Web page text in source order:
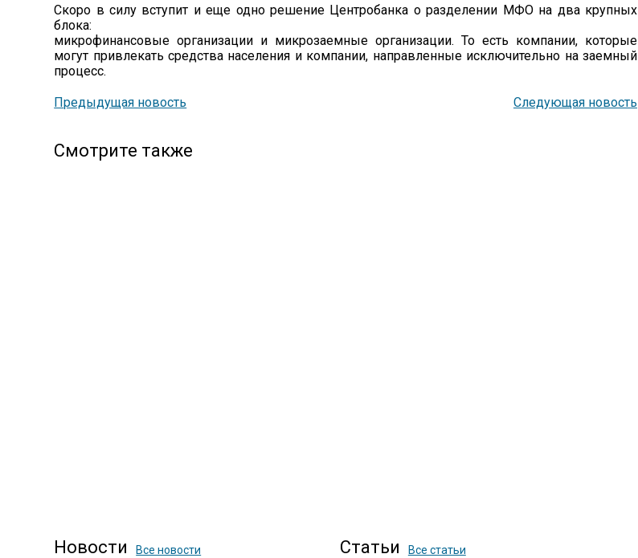
Скоро в силу вступит и еще одно решение Центробанка о разделении МФО на два крупных
блока:
микрофинансовые организации и микрозаемные организации. То есть компании, которые
могут привлекать средства населения и компании, направленные исключительно на заемный
процесс.
Предыдущая новость Следующая новость
Смотрите также
Новости Все новости Статьи Все статьи